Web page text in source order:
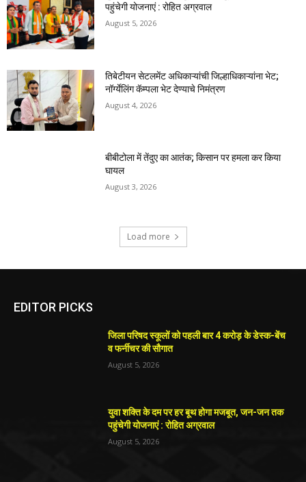
पहुंचेगी योजनाएं : रोहित अग्रवाल
August 5, 2026
तिबेटीयन सेटलमेंट अधिकाऱ्यांची जिल्हाधिकाऱ्यांना भेट;
नॉर्ग्येलिंग कॅम्पला भेट देण्याचे निमंत्रण
August 4, 2026
बीबीटोला में तेंदुए का आतंक; किसान पर हमला कर किया
घायल
August 3, 2026
Load more
EDITOR PICKS
जिला परिषद स्कूलों को पहली बार 4 करोड़ के डेस्क-बेंच
व फर्नीचर की सौगात
August 5, 2026
युवा शक्ति के दम पर हर बूथ होगा मजबूत, जन-जन तक
पहुंचेगी योजनाएं : रोहित अग्रवाल
August 5, 2026